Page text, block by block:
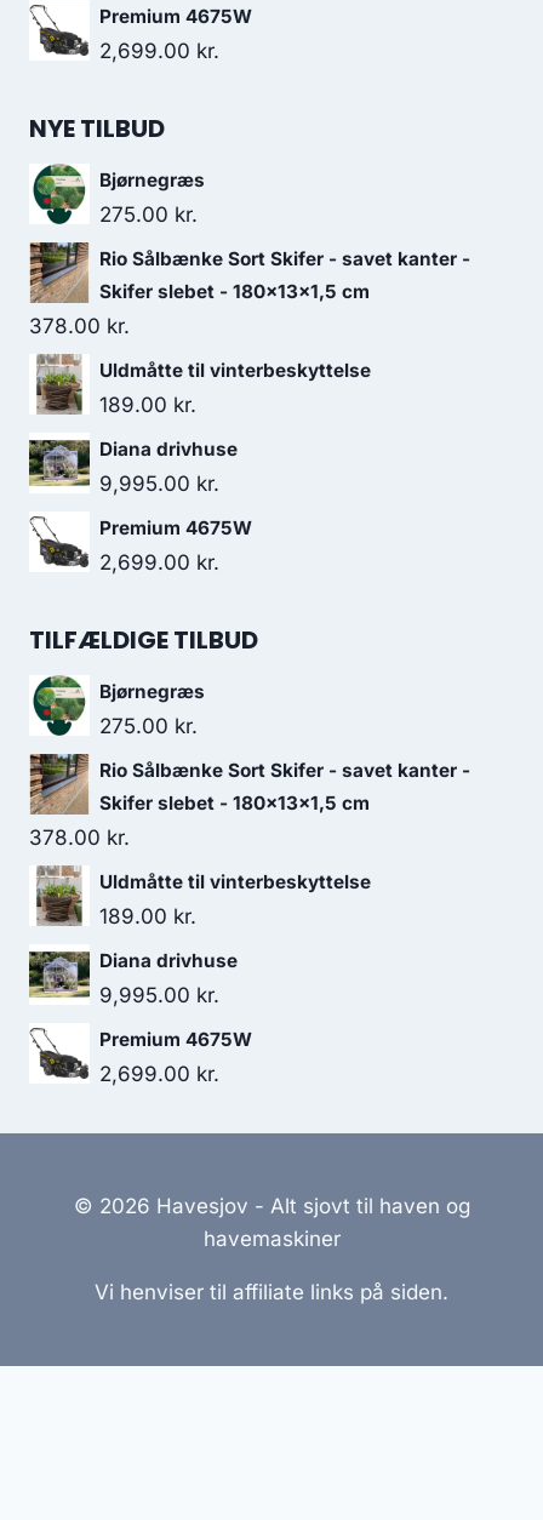
Premium 4675W
2,699.00 kr.
NYE TILBUD
Bjørnegræs
275.00 kr.
Rio Sålbænke Sort Skifer - savet kanter -
Skifer slebet - 180x13x1,5 cm
378.00 kr.
Uldmåtte til vinterbeskyttelse
189.00 kr.
Diana drivhuse
9,995.00 kr.
Premium 4675W
2,699.00 kr.
TILFÆLDIGE TILBUD
Bjørnegræs
275.00 kr.
Rio Sålbænke Sort Skifer - savet kanter -
Skifer slebet - 180x13x1,5 cm
378.00 kr.
Uldmåtte til vinterbeskyttelse
189.00 kr.
Diana drivhuse
9,995.00 kr.
Premium 4675W
2,699.00 kr.
© 2026 Havesjov - Alt sjovt til haven og
havemaskiner
Vi henviser til affiliate links på siden.